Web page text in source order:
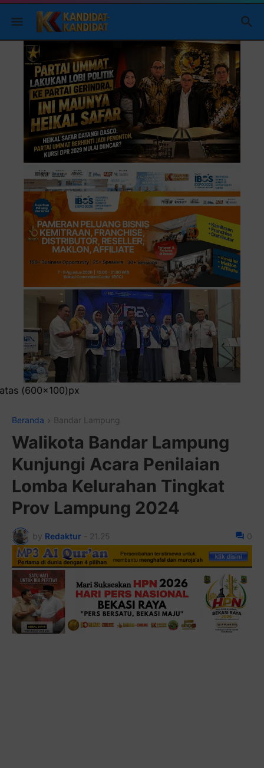
Beranda Bandar Lampung
Walikota Bandar Lampung
Kunjungi Acara Penilaian
Lomba Kelurahan Tingkat
Prov Lampung 2024
by Redaktur - 21.25 0